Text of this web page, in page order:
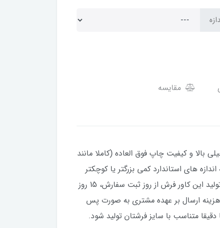
مقایسه
بالا و کیفیت چاپ فوق العاده (کاملا مانند
که فرش شما نسبت به اندازه های استاندارد کمی بزرگتر یا کوچکتر
باشند، می توانید در قبال 100 هزار تومان بیشتر، سایزهای غیر استاندارد نیز سفارش دهید. مدت زمان مورد نیاز برای تولید این کاور فرش از روز ثبت سفارش، 15 روز
ارسال بر عهده مشتری به صورت پس
متناسب با سایز فرشتان تولید شود.